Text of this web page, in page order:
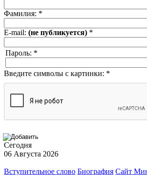
Фамилия: *
E-mail: (не публикуется) *
Пароль: *
Введите символы с картинки: *
Сегодня
06 Августа 2026
Вступительное слово Биография Сайт